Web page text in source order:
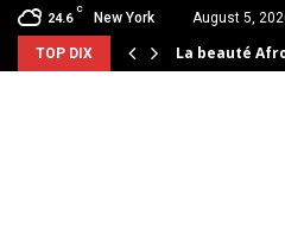
24.6
C
New York August 5,
TOP DIX La beauté